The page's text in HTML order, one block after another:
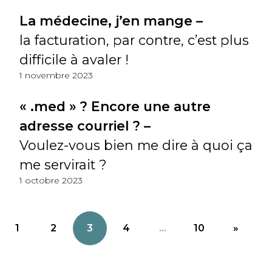
La médecine, j’en mange –
la facturation, par contre, c’est plus
difficile à avaler !
1 novembre 2023
« .med » ? Encore une autre
adresse courriel ? –
Voulez-vous bien me dire à quoi ça
me servirait ?
1 octobre 2023
1 2 3 4 ... 10 »